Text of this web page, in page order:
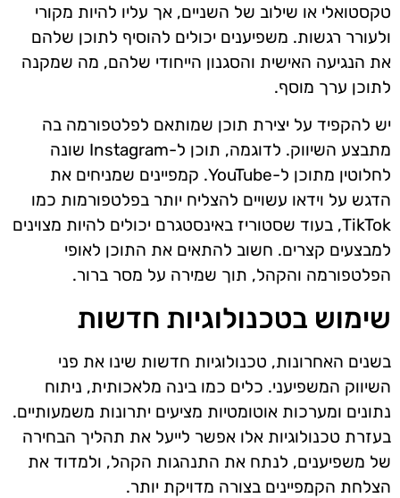
טקסטואלי או שילוב של השניים, אך עליו להיות מקורי
ולעורר רגשות. משפיענים יכולים להוסיף לתוכן שלהם
את הנגיעה האישית והסגנון הייחודי שלהם, מה שמקנה
לתוכן ערך מוסף.
יש להקפיד על יצירת תוכן שמותאם לפלטפורמה בה
מתבצע השיווק. לדוגמה, תוכן ל-Instagram שונה
לחלוטין מתוכן ל-YouTube. קמפיינים שמניחים את
הדגש על וידאו עשויים להצליח יותר בפלטפורמות כמו
TikTok, בעוד שסטוריז באינסטגרם יכולים להיות מצוינים
למבצעים קצרים. חשוב להתאים את התוכן לאופי
הפלטפורמה והקהל, תוך שמירה על מסר ברור.
שימוש בטכנולוגיות חדשות
בשנים האחרונות, טכנולוגיות חדשות שינו את פני
השיווק המשפיעני. כלים כמו בינה מלאכותית, ניתוח
נתונים ומערכות אוטומטיות מציעים יתרונות משמעותיים.
בעזרת טכנולוגיות אלו אפשר לייעל את תהליך הבחירה
של משפיענים, לנתח את התנהגות הקהל, ולמדוד את
הצלחת הקמפיינים בצורה מדויקת יותר.